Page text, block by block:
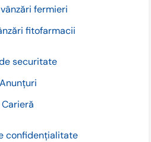
securitate
Anunțuri
Carieră
confidențialitate
fermieri
fitofarmacii